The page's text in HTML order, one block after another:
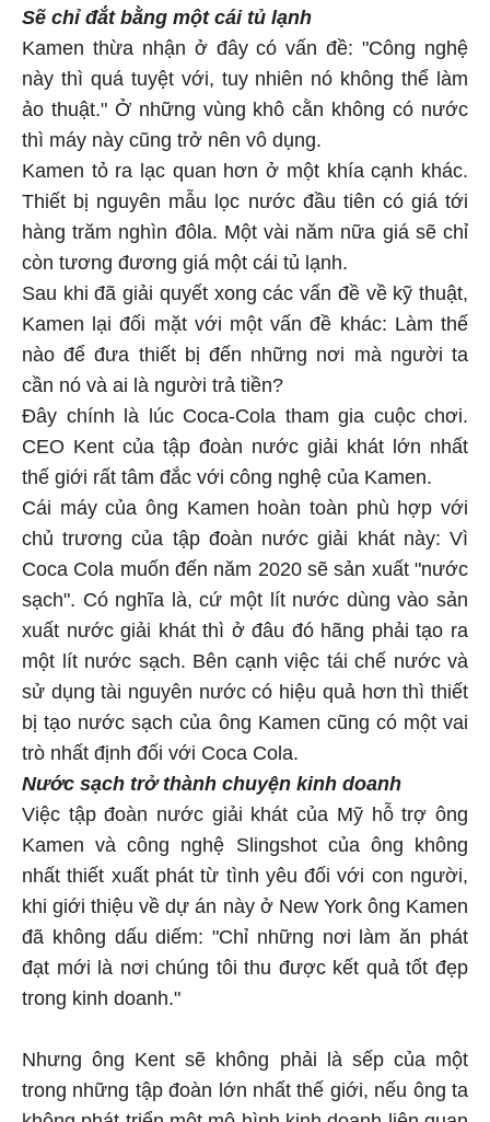
Sẽ chỉ đắt bằng một cái tủ lạnh
Kamen thừa nhận ở đây có vấn đề: "Công nghệ
này thì quá tuyệt với, tuy nhiên nó không thể làm
ảo thuật." Ở những vùng khô cằn không có nước
thì máy này cũng trở nên vô dụng.
Kamen tỏ ra lạc quan hơn ở một khía cạnh khác.
Thiết bị nguyên mẫu lọc nước đầu tiên có giá tới
hàng trăm nghìn đôla. Một vài năm nữa giá sẽ chỉ
còn tương đương giá một cái tủ lạnh.
Sau khi đã giải quyết xong các vấn đề về kỹ thuật,
Kamen lại đối mặt với một vấn đề khác: Làm thế
nào để đưa thiết bị đến những nơi mà người ta
cần nó và ai là người trả tiền?
Đây chính là lúc Coca-Cola tham gia cuộc chơi.
CEO Kent của tập đoàn nước giải khát lớn nhất
thế giới rất tâm đắc với công nghệ của Kamen.
Cái máy của ông Kamen hoàn toàn phù hợp với
chủ trương của tập đoàn nước giải khát này: Vì
Coca Cola muốn đến năm 2020 sẽ sản xuất "nước
sạch". Có nghĩa là, cứ một lít nước dùng vào sản
xuất nước giải khát thì ở đâu đó hãng phải tạo ra
một lít nước sạch. Bên cạnh việc tái chế nước và
sử dụng tài nguyên nước có hiệu quả hơn thì thiết
bị tạo nước sạch của ông Kamen cũng có một vai
trò nhất định đối với Coca Cola.
Nước sạch trở thành chuyện kinh doanh
Việc tập đoàn nước giải khát của Mỹ hỗ trợ ông
Kamen và công nghệ Slingshot của ông không
nhất thiết xuất phát từ tình yêu đối với con người,
khi giới thiệu về dự án này ở New York ông Kamen
đã không dấu diếm: "Chỉ những nơi làm ăn phát
đạt mới là nơi chúng tôi thu được kết quả tốt đẹp
trong kinh doanh."
Nhưng ông Kent sẽ không phải là sếp của một
trong những tập đoàn lớn nhất thế giới, nếu ông ta